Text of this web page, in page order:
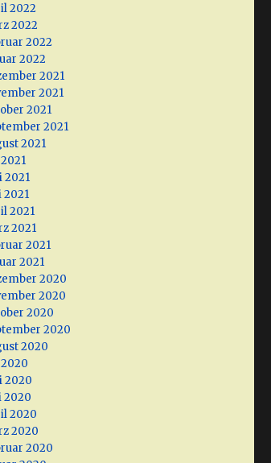
2022
2022
2022
2022
2021
2021
2021
2021
2021
2021
2021
2021
2021
2021
2021
2020
2020
2020
2020
2020
2020
2020
2020
2020
2020